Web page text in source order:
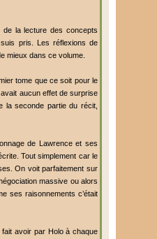
la lecture des concepts
pris. Les réflexions de
mieux dans ce volume.
tome que ce soit pour le
aucun effet de surprise
la seconde partie du récit,
de Lawrence et ses
Tout simplement car le
On voit parfaitement sur
massive ou alors
ses raisonnements c’était
fait avoir par Holo à chaque